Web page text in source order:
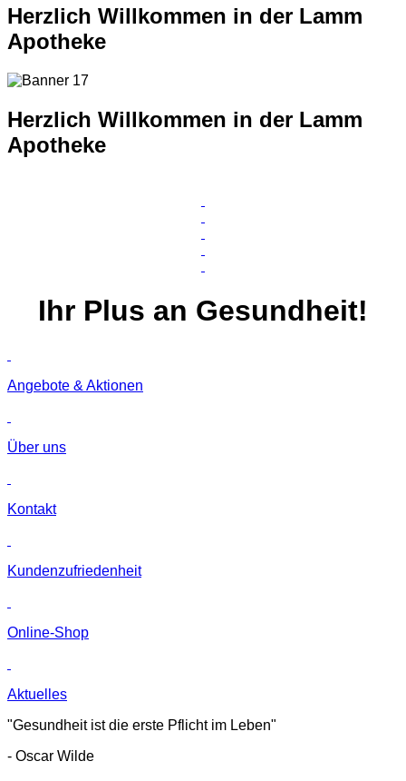
Herzlich Willkommen in der Lamm
Apotheke
Herzlich Willkommen in der Lamm
Apotheke
Ihr Plus an Gesundheit!
Angebote & Aktionen
Über uns
Kontakt
Kunden­zufriedenheit
Online-Shop
Aktuelles
"Gesundheit ist die erste Pflicht im Leben"
- Oscar Wilde